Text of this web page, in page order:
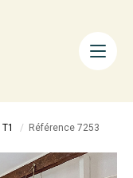
Référence 7253